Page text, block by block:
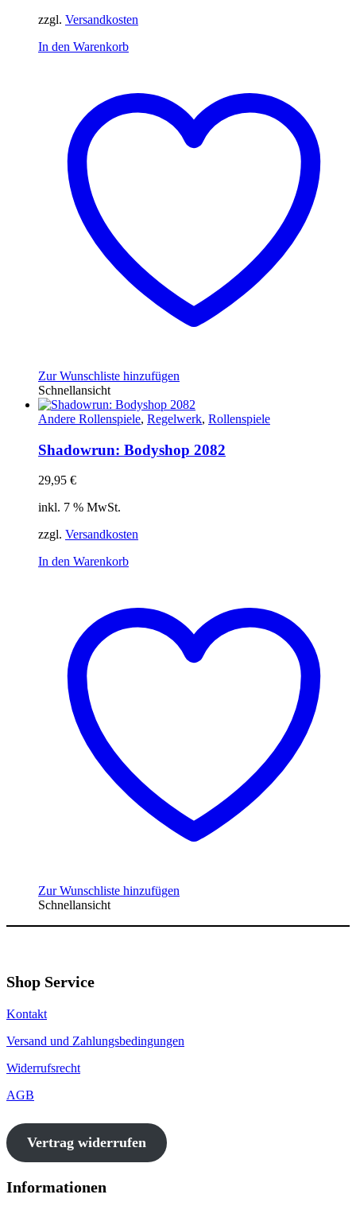
zzgl. Versandkosten
In den Warenkorb
Zur Wunschliste hinzufügen
Schnellansicht
Andere Rollenspiele, Regelwerk, Rollenspiele
Shadowrun: Bodyshop 2082
29,95 €
inkl. 7 % MwSt.
zzgl. Versandkosten
In den Warenkorb
Zur Wunschliste hinzufügen
Schnellansicht
Shop Service
Kontakt
Versand und Zahlungsbedingungen
Widerrufsrecht
AGB
Vertrag widerrufen
Informationen